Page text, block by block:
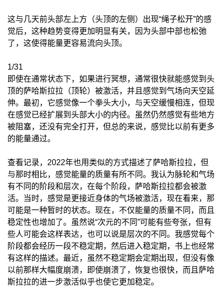
这与几天前头部左上方（头顶的左侧）出现“绳子松开”的感
觉后，这种趋势变得更加明显有关，因为头部中部也松弛
了，这使得能量更容易流向头顶。
1/31
即使在通常状态下，如果进行冥想，通常很快就能感觉到头
顶的萨哈斯拉拉（顶轮）被激活，并且感觉到气场向天空延
伸。最初，它感觉像一个拳头大小，与天空缓慢相连，但现
在感觉已经扩展到头部大小的内径。虽然仍然感觉有些地方
被阻塞，还没有完全打开，但总的来说，感觉比以前有更多
的能量通过。
查看记录，2022年也用类似的方式描述了萨哈斯拉拉，但
与那时相比，感觉能量的质量有所不同。我认为脉轮和气场
有不同的阶段和层次，在每个阶段，萨哈斯拉拉都会被激
活。当时，感觉是更接近身体的气场被激活，现在看来，那
可能是一种暂时的状态。现在，不仅能量的质量不同，而且
稳定性也增加了。虽然说“次元的不同”可能有些夸张，但有
些人可能会这样表达，也可以说是层次的不同。我感觉每个
阶段都会经历一段不稳定期，然后进入稳定期，书上也经常
有这样的描述。最近，虽然不稳定期会定期出现，但没有像
以前那样大幅度崩溃，即使崩溃了，恢复也很快，而且萨哈
斯拉拉的进一步激活似乎也使它更加稳定。